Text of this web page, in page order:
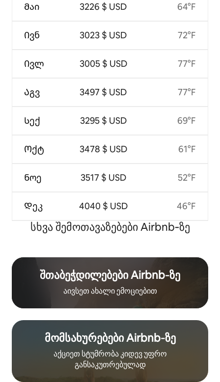
Მაი
Ივნ
Ივლ
Აგვ
Სექ
Ოქტ
Ნოე
Დეკ
3226 $ USD
3023 $ USD
3005 $ USD
3497 $ USD
3295 $ USD
3478 $ USD
3517 $ USD
4040 $ USD
64°F
72°F
77°F
77°F
69°F
61°F
52°F
46°F
სხვა შემოთავაზებები Airbnb‑ზე
შთაბეჭდილებები Airbnb‑ზე
აივსეთ ახალი ემოციებით
მომსახურებები Airbnb‑ზე
აქციეთ სტუმრობა კიდევ უფრო
განსაკუთრებულად